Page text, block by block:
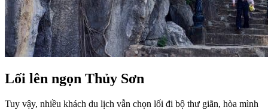
Lối lên ngọn Thủy Sơn
Tuy vậy, nhiều khách du lịch vẫn chọn lối đi bộ thư giãn, hòa mình